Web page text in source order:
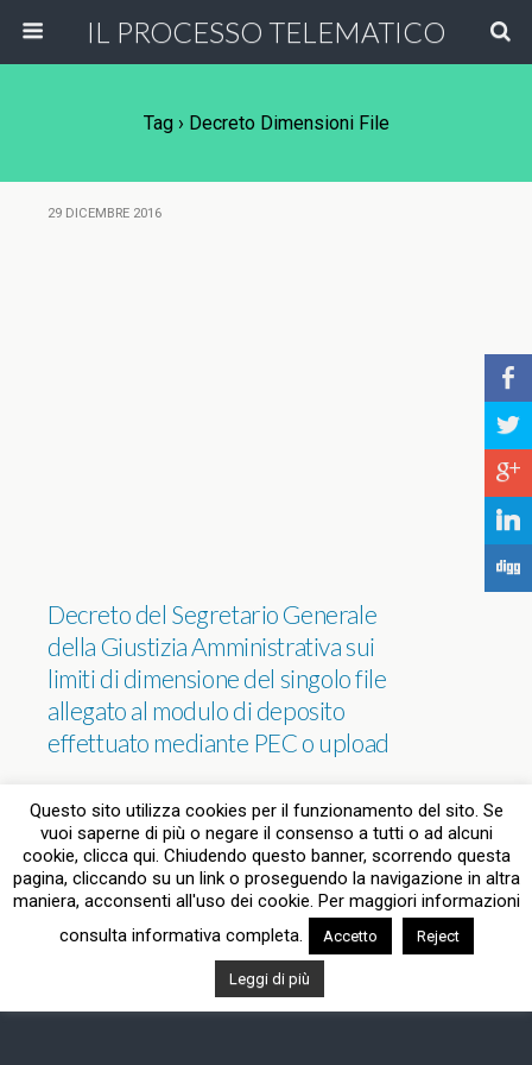
IL PROCESSO TELEMATICO
Tag › Decreto Dimensioni File
29 DICEMBRE 2016
Decreto del Segretario Generale
della Giustizia Amministrativa sui
limiti di dimensione del singolo file
allegato al modulo di deposito
effettuato mediante PEC o upload
Torna su
Dispositivo Portatile Pc Desktop
Questo sito utilizza cookies per il funzionamento del sito. Se
vuoi saperne di più o negare il consenso a tutti o ad alcuni
cookie, clicca qui. Chiudendo questo banner, scorrendo questa
pagina, cliccando su un link o proseguendo la navigazione in altra
maniera, acconsenti all'uso dei cookie. Per maggiori informazioni
consulta informativa completa.
Accetto Reject
Leggi di più
b
a
c
j
F